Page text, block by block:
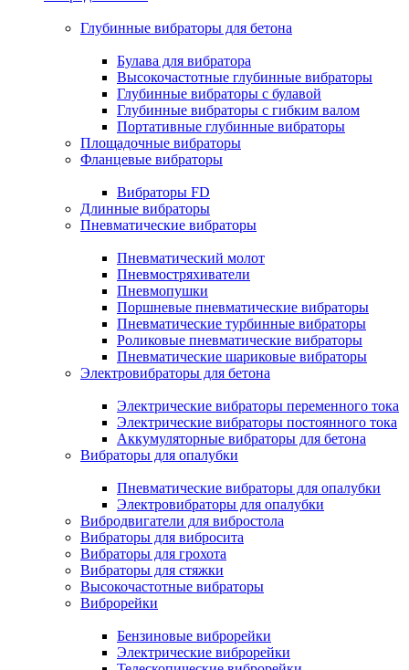
Глубинные вибраторы для бетона
Булава для вибратора
Высокочастотные глубинные вибраторы
Глубинные вибраторы с булавой
Глубинные вибраторы с гибким валом
Портативные глубинные вибраторы
Площадочные вибраторы
Фланцевые вибраторы
Вибраторы FD
Длинные вибраторы
Пневматические вибраторы
Пневматический молот
Пневмостряхиватели
Пневмопушки
Поршневые пневматические вибраторы
Пневматические турбинные вибраторы
Роликовые пневматические вибраторы
Пневматические шариковые вибраторы
Электровибраторы для бетона
Электрические вибраторы переменного тока
Электрические вибраторы постоянного тока
Аккумуляторные вибраторы для бетона
Вибраторы для опалубки
Пневматические вибраторы для опалубки
Электровибраторы для опалубки
Вибродвигатели для вибростола
Вибраторы для вибросита
Вибраторы для грохота
Вибраторы для стяжки
Высокочастотные вибраторы
Виброрейки
Бензиновые виброрейки
Электрические виброрейки